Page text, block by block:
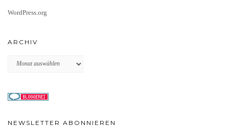
WordPress.org
ARCHIV
Archiv
NEWSLETTER ABONNIEREN